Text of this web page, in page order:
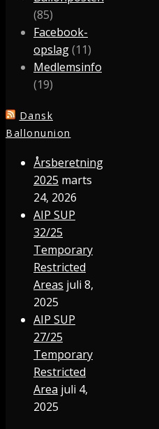
(85)
Facebook-
opslag(11)
Medlemsinfo
(19)
Dansk
Ballonunion
Årsberetning
2025 marts
24, 2026
AIP SUP
32/25
Temporary
Restricted
Areas juli 8,
2025
AIP SUP
27/25
Temporary
Restricted
Area juli 4,
2025